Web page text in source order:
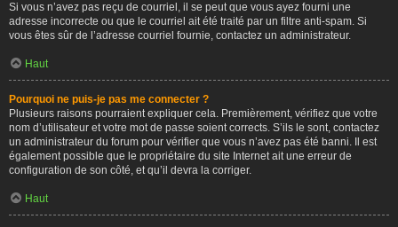
Si vous n’avez pas reçu de courriel, il se peut que vous ayez fourni une
adresse incorrecte ou que le courriel ait été traité par un filtre anti-spam. Si
vous êtes sûr de l’adresse courriel fournie, contactez un administrateur.
Haut
Pourquoi ne puis-je pas me connecter ?
Plusieurs raisons pourraient expliquer cela. Premièrement, vérifiez que votre
nom d’utilisateur et votre mot de passe soient corrects. S’ils le sont, contactez
un administrateur du forum pour vérifier que vous n’avez pas été banni. Il est
également possible que le propriétaire du site Internet ait une erreur de
configuration de son côté, et qu’il devra la corriger.
Haut